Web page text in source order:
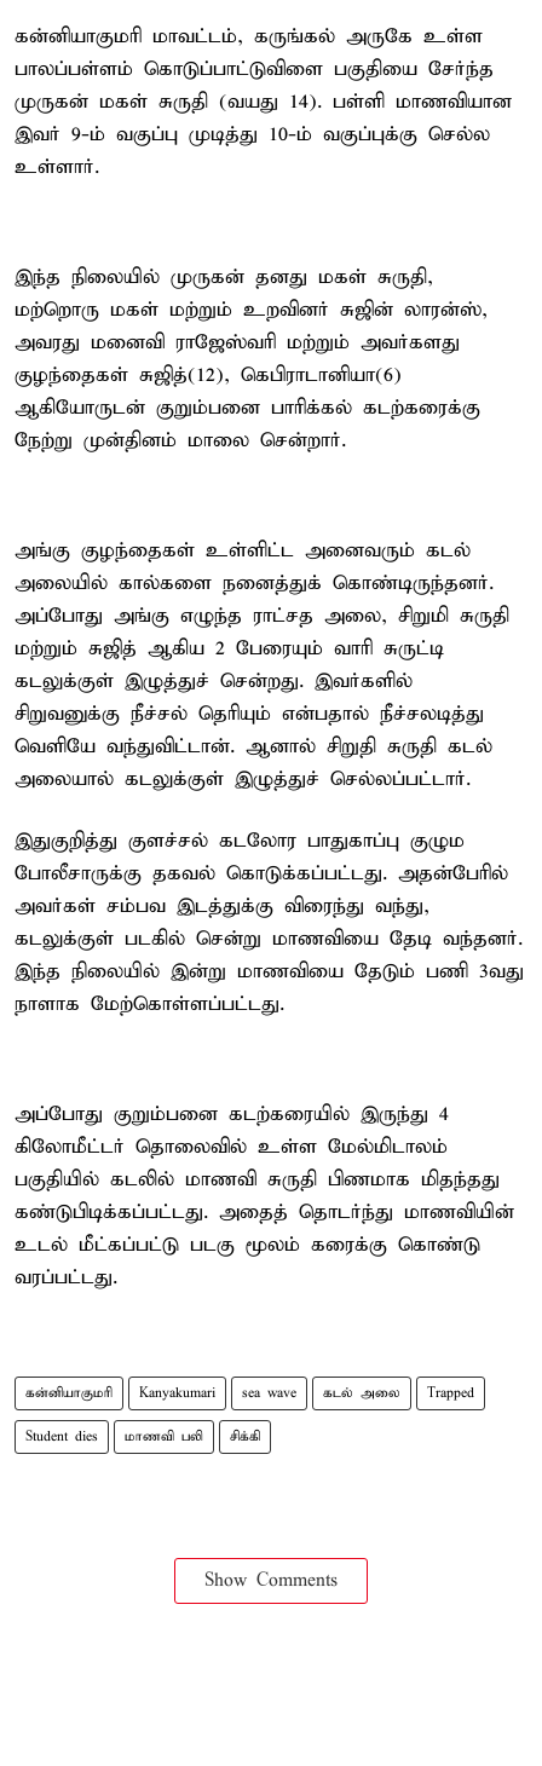
கன்னியாகுமரி மாவட்டம், கருங்கல் அருகே உள்ள
பாலப்பள்ளம் கொடுப்பாட்டுவிளை பகுதியை சேர்ந்த
முருகன் மகள் சுருதி (வயது 14). பள்ளி மாணவியான
இவர் 9-ம் வகுப்பு முடித்து 10-ம் வகுப்புக்கு செல்ல
உள்ளார்.
இந்த நிலையில் முருகன் தனது மகள் சுருதி,
மற்றொரு மகள் மற்றும் உறவினர் சுஜின் லாரன்ஸ்,
அவரது மனைவி ராஜேஸ்வரி மற்றும் அவர்களது
குழந்தைகள் சுஜித்(12), கெபிராடானியா(6)
ஆகியோருடன் குறும்பனை பாரிக்கல் கடற்கரைக்கு
நேற்று முன்தினம் மாலை சென்றார்.
அங்கு குழந்தைகள் உள்ளிட்ட அனைவரும் கடல்
அலையில் கால்களை நனைத்துக் கொண்டிருந்தனர்.
அப்போது அங்கு எழுந்த ராட்சத அலை, சிறுமி சுருதி
மற்றும் சுஜித் ஆகிய 2 பேரையும் வாரி சுருட்டி
கடலுக்குள் இழுத்துச் சென்றது. இவர்களில்
சிறுவனுக்கு நீச்சல் தெரியும் என்பதால் நீச்சலடித்து
வெளியே வந்துவிட்டான். ஆனால் சிறுதி சுருதி கடல்
அலையால் கடலுக்குள் இழுத்துச் செல்லப்பட்டார்.
இதுகுறித்து குளச்சல் கடலோர பாதுகாப்பு குழும
போலீசாருக்கு தகவல் கொடுக்கப்பட்டது. அதன்பேரில்
அவர்கள் சம்பவ இடத்துக்கு விரைந்து வந்து,
கடலுக்குள் படகில் சென்று மாணவியை தேடி வந்தனர்.
இந்த நிலையில் இன்று மாணவியை தேடும் பணி 3வது
நாளாக மேற்கொள்ளப்பட்டது.
அப்போது குறும்பனை கடற்கரையில் இருந்து 4
கிலோமீட்டர் தொலைவில் உள்ள மேல்மிடாலம்
பகுதியில் கடலில் மாணவி சுருதி பிணமாக மிதந்தது
கண்டுபிடிக்கப்பட்டது. அதைத் தொடர்ந்து மாணவியின்
உடல் மீட்கப்பட்டு படகு மூலம் கரைக்கு கொண்டு
வரப்பட்டது.
கன்னியாகுமரி Kanyakumari sea wave கடல் அலை Trapped
Student dies மாணவி பலி சிக்கி
Show Comments